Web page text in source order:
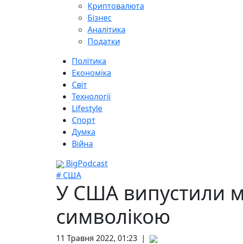
Криптовалюта
Бізнес
Аналітика
Податки
Політика
Економіка
Світ
Технології
Lifestyle
Спорт
Думка
Війна
BigPodcast
# США
У США випустили
символікою
11 Травня 2022, 01:23 |